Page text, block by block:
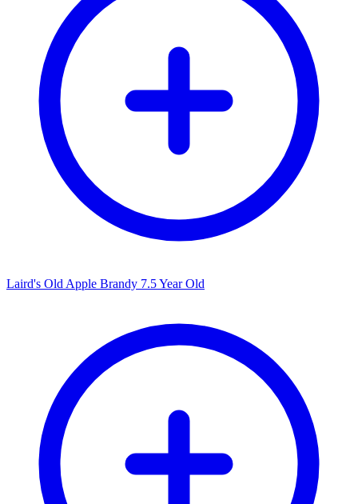
Laird's Old Apple Brandy 7.5 Year Old